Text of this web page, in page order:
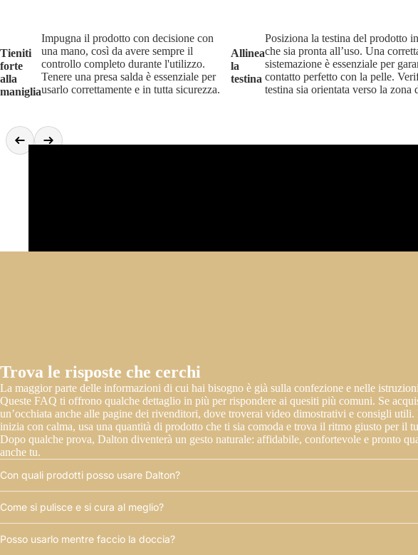
Tieniti
forte
alla
maniglia
Impugna il prodotto con decisione con
una mano, così da avere sempre il
controllo completo durante l'utilizzo.
Tenere una presa salda è essenziale per
usarlo correttamente e in tutta sicurezza.
Allinea
la
testina
Posiziona la testina del prodotto
che sia pronta all’uso. Una
sistemazione è essenziale per
contatto perfetto con la pelle.
testina sia orientata verso la zona
Trova le risposte che cerchi
La maggior parte delle informazioni di cui hai bisogno è già sulla confezione e nelle
Queste FAQ ti offrono qualche dettaglio in più per rispondere ai quesiti più comuni. Se
un’occhiata anche alle pagine dei rivenditori, dove troverai video dimostrativi e consigli utili.
inizia con calma, usa una quantità di prodotto che ti sia comoda e trova il ritmo giusto per il
Dopo qualche prova, Dalton diventerà un gesto naturale: affidabile, confortevole e pronto
anche tu.
Con quali prodotti posso usare Dalton?
Come si pulisce e si cura al meglio?
Posso usarlo mentre faccio la doccia?